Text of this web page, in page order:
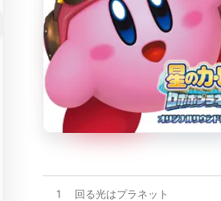
1 回る光はプラネット